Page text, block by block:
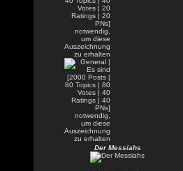
Der Messiahs